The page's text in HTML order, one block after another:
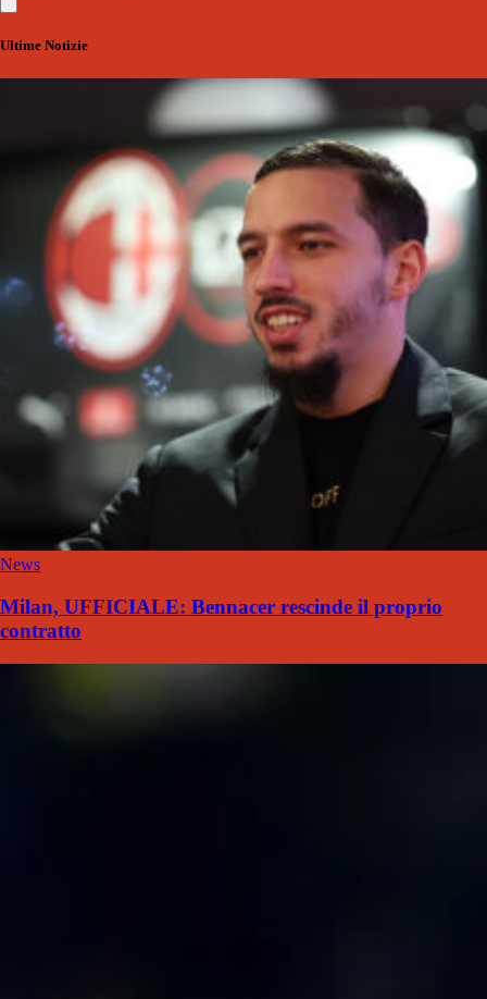
Ultime Notizie
News
Milan, UFFICIALE: Bennacer rescinde il proprio
contratto